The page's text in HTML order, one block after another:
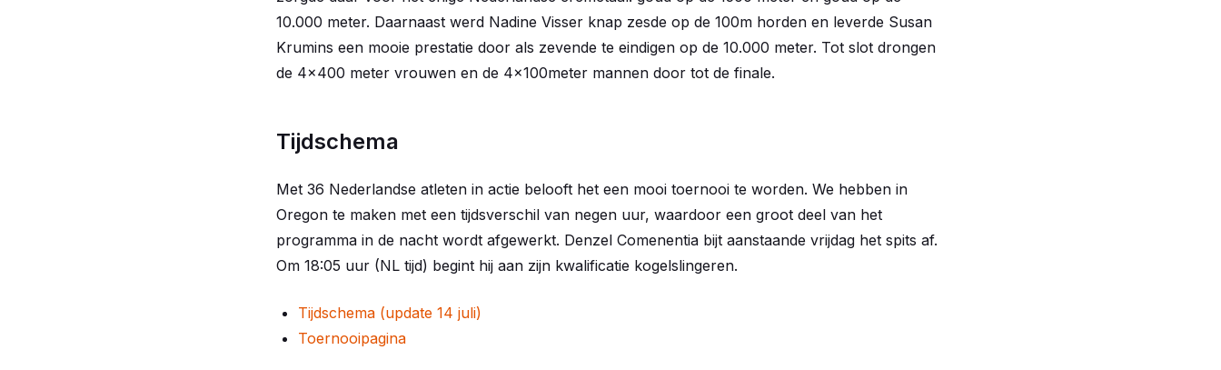
10.000 meter. Daarnaast werd Nadine Visser knap zesde op de 100m horden en leverde Susan
Krumins een mooie prestatie door als zevende te eindigen op de 10.000 meter. Tot slot drongen
de 4x400 meter vrouwen en de 4x100meter mannen door tot de finale.
Tijdschema
Met 36 Nederlandse atleten in actie belooft het een mooi toernooi te worden. We hebben in
Oregon te maken met een tijdsverschil van negen uur, waardoor een groot deel van het
programma in de nacht wordt afgewerkt. Denzel Comenentia bijt aanstaande vrijdag het spits af.
Om 18:05 uur (NL tijd) begint hij aan zijn kwalificatie kogelslingeren.
Tijdschema (update 14 juli)
Toernooipagina